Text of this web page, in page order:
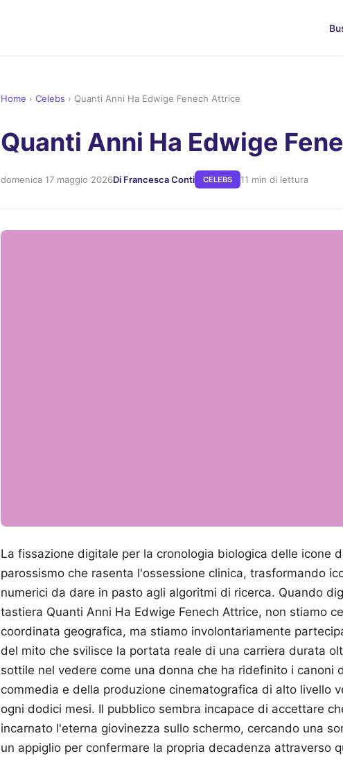
Home › Celebs › Quanti Anni Ha Edwige Fenech Attrice
Quanti Anni Ha Edwige
domenica 17 maggio 2026Di Francesca Conti CELEBS 11 min di lettura
La fissazione digitale per la cronologia biologica delle icone
parossismo che rasenta l'ossessione clinica, trasformando
numerici da dare in pasto agli algoritmi di ricerca. Quando
tastiera Quanti Anni Ha Edwige Fenech Attrice, non stiamo
coordinata geografica, ma stiamo involontariamente
del mito che svilisce la portata reale di una carriera durata
sottile nel vedere come una donna che ha ridefinito i canoni
commedia e della produzione cinematografica di alto livello
ogni dodici mesi. Il pubblico sembra incapace di accettare
incarnato l'eterna giovinezza sullo schermo, cercando una
un appiglio per confermare la propria decadenza attraverso